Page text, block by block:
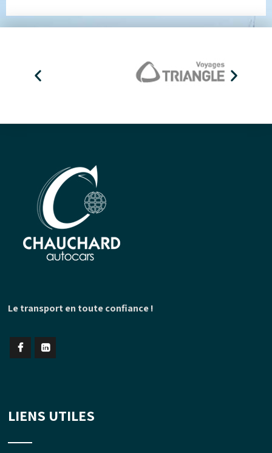
Le transport en toute confiance !
LIENS UTILES